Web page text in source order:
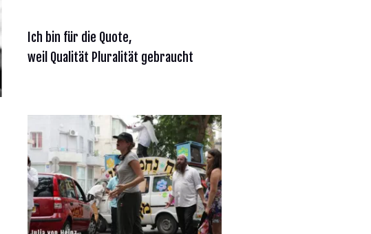
Ich bin für die Quote,
weil Qualität Pluralität gebraucht